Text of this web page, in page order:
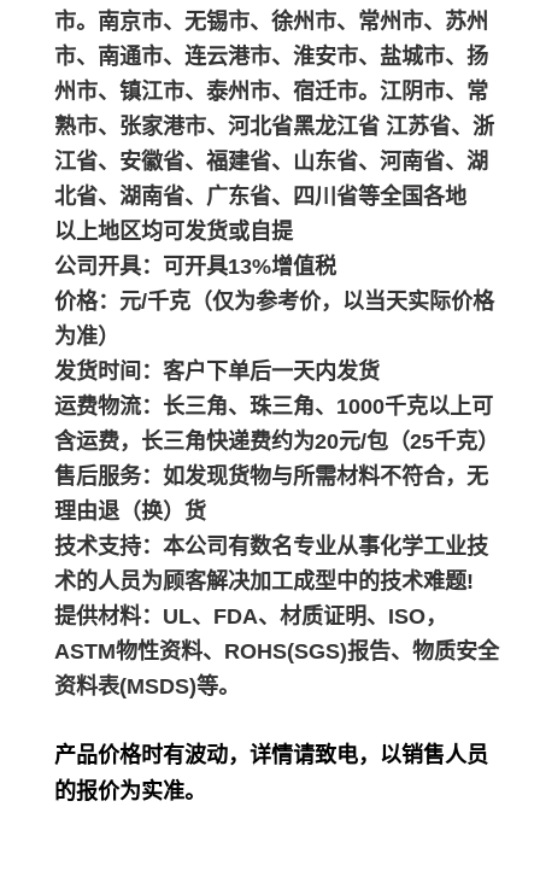
市。南京市、无锡市、徐州市、常州市、苏州
市、南通市、连云港市、淮安市、盐城市、扬
州市、镇江市、泰州市、宿迁市。江阴市、常
熟市、张家港市、河北省黑龙江省 江苏省、浙
江省、安徽省、福建省、山东省、河南省、湖
北省、湖南省、广东省、四川省等全国各地
以上地区均可发货或自提
公司开具：可开具13%增值税
价格：元/千克（仅为参考价，以当天实际价格
为准）
发货时间：客户下单后一天内发货
运费物流：长三角、珠三角、1000千克以上可
含运费，长三角快递费约为20元/包（25千克）
售后服务：如发现货物与所需材料不符合，无
理由退（换）货
技术支持：本公司有数名专业从事化学工业技
术的人员为顾客解决加工成型中的技术难题!
提供材料：UL、FDA、材质证明、ISO，
ASTM物性资料、ROHS(SGS)报告、物质安全
资料表(MSDS)等。
产品价格时有波动，详情请致电，以销售人员
的报价为实准。